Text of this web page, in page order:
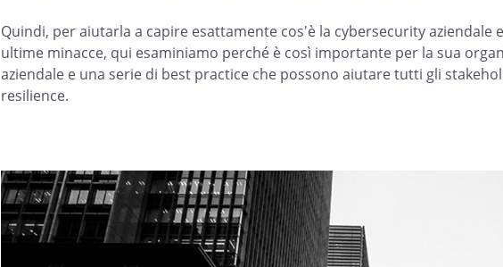
Quindi, per aiutarla a capire esattamente cos'è la cybersecurity aziendale
ultime minacce, qui esaminiamo perché è così importante per la sua
aziendale e una serie di best practice che possono aiutare tutti gli
resilience.